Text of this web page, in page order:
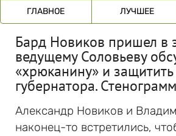
ГЛАВНОЕ ЛУЧШЕЕ
Бард Новиков пришел в
ведущему Соловьеву
«хрюканину» и защитить
губернатора.
Александр Новиков и
наконец-то встретились,